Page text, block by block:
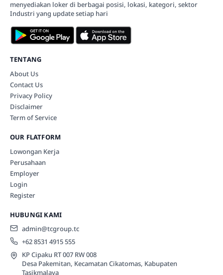
menyediakan loker di berbagai posisi, lokasi, kategori, sektor
Industri yang update setiap hari
TENTANG
About Us
Contact Us
Privacy Policy
Disclaimer
Term of Service
OUR FLATFORM
Lowongan Kerja
Perusahaan
Employer
Login
Register
HUBUNGI KAMI
admin@tcgroup.tc
+62 8531 4915 555
KP Cipaku RT 007 RW 008
Desa Pakemitan, Kecamatan Cikatomas, Kabupaten
Tasikmalaya